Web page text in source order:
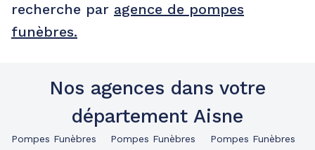
recherche par agence de pompes
funèbres.
Nos agences dans votre
département Aisne
Pompes Funèbres
Pompes Funèbres
Pompes Funèbres